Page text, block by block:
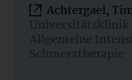
Achtergael,
Universitätsklinik
Allgemeine
Schmerztherapie